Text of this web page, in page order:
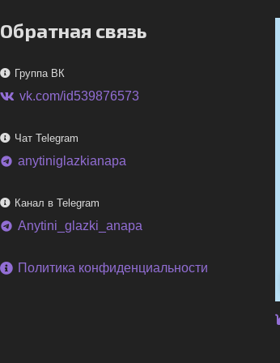
Обратная связь
Группа ВК
vk.com/id539876573
Чат Telegram
telegram anytiniglazkianapa
Канал в Telegram
telegram Anytini_glazki_anapa
Политика конфиденциальности